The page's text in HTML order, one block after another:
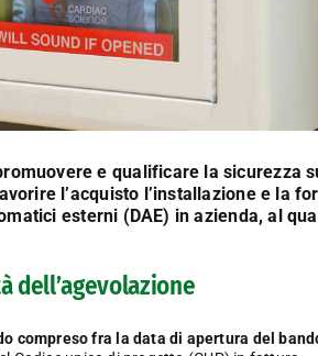
e qualificare la sicurezza
l’acquisto l’installazione e la
esterni (DAE) in azienda, al
dell’agevolazione
compreso fra la data di apertura del